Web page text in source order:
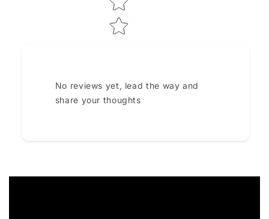
No reviews yet, lead the way and
share your thoughts